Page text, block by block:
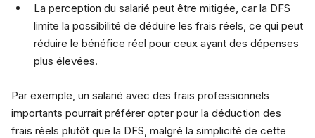
La perception du salarié peut être mitigée, car la DFS
limite la possibilité de déduire les frais réels, ce qui peut
réduire le bénéfice réel pour ceux ayant des dépenses
plus élevées.
Par exemple, un salarié avec des frais professionnels
importants pourrait préférer opter pour la déduction des
frais réels plutôt que la DFS, malgré la simplicité de cette